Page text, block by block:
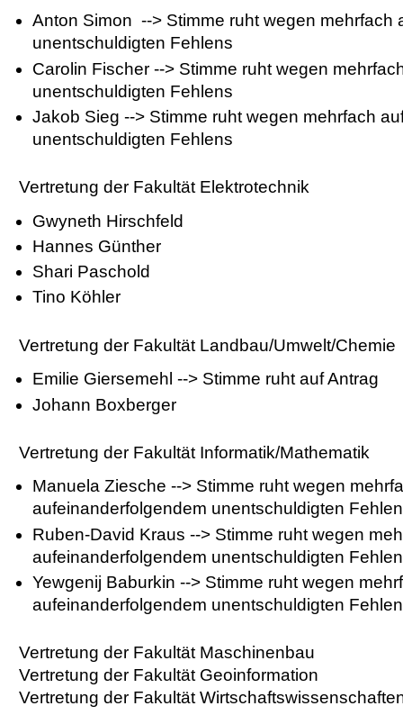
Anton Simon --> Stimme ruht wegen mehrfach
unentschuldigten Fehlens
Carolin Fischer --> Stimme ruht wegen
unentschuldigten Fehlens
Jakob Sieg --> Stimme ruht wegen mehrfach
unentschuldigten Fehlens
Vertretung der Fakultät Elektrotechnik
Gwyneth Hirschfeld
Hannes Günther
Shari Paschold
Tino Köhler
Vertretung der Fakultät Landbau/Umwelt/Chemie
Emilie Giersemehl --> Stimme ruht auf Antrag
Johann Boxberger
Vertretung der Fakultät Informatik/Mathematik
Manuela Ziesche --> Stimme ruht wegen
aufeinanderfolgendem unentschuldigten
Ruben-David Kraus --> Stimme ruht wegen
aufeinanderfolgendem unentschuldigten
Yewgenij Baburkin --> Stimme ruht wegen
aufeinanderfolgendem unentschuldigten
Vertretung der Fakultät Maschinenbau
Vertretung der Fakultät Geoinformation
Vertretung der Fakultät